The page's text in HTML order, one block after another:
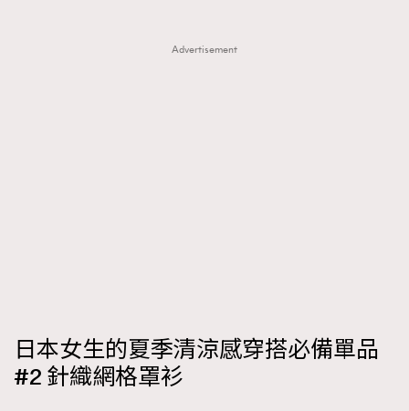
Advertisement
日本女生的夏季清涼感穿搭必備單品
#2 針織網格罩衫